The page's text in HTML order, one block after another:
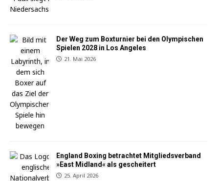
Der Weg zum Boxturnier bei den Olympischen
Spielen 2028 in Los Angeles
21. Mai 2026
England Boxing betrachtet Mitgliedsverband
»East Midland« als gescheitert
25. April 2026